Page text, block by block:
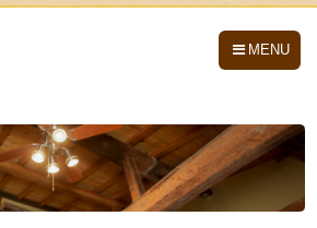
MENU